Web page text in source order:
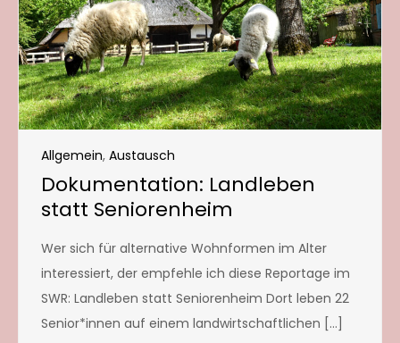
Allgemein, Austausch
Dokumentation: Landleben
statt Seniorenheim
Wer sich für alternative Wohnformen im Alter
interessiert, der empfehle ich diese Reportage im
SWR: Landleben statt Seniorenheim Dort leben 22
Senior*innen auf einem landwirtschaftlichen […]